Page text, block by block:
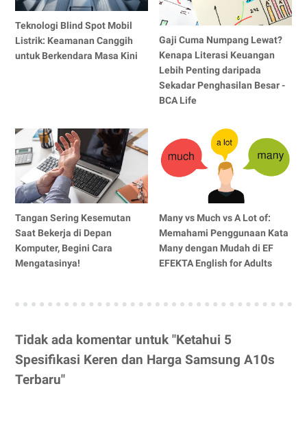
Teknologi Blind Spot Mobil
Listrik: Keamanan Canggih
untuk Berkendara Masa Kini
Gaji Cuma Numpang Lewat?
Kenapa Literasi Keuangan
Lebih Penting daripada
Sekadar Penghasilan Besar -
BCA Life
Tangan Sering Kesemutan
Saat Bekerja di Depan
Komputer, Begini Cara
Mengatasinya!
Many vs Much vs A Lot of:
Memahami Penggunaan Kata
Many dengan Mudah di EF
EFEKTA English for Adults
Tidak ada komentar untuk "Ketahui 5
Spesifikasi Keren dan Harga Samsung A10s
Terbaru"